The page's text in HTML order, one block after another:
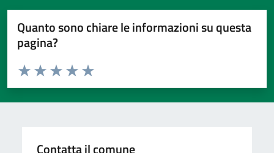
Quanto sono chiare le informazioni su questa
pagina?
Valuta da 1 a 5 stelle la pagina
Valuta 5 stelle su 5
Valuta 4 stelle su 5
Valuta 3 stelle su 5
Valuta 2 stelle su 5
Valuta 1 stelle su 5
Contatta il comune